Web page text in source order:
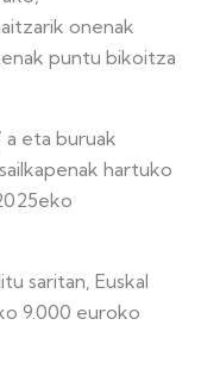
onenak
puntu bikoitza
a eta buruak
hartuko
saritan, Euskal
9.000 euroko